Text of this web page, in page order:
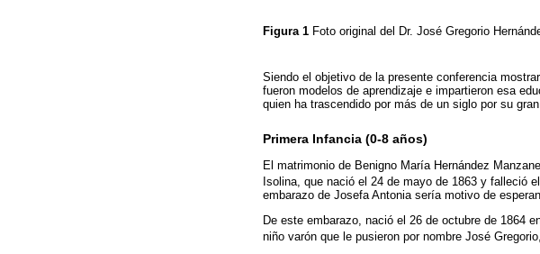
Figura 1 Foto original del Dr. José Gregorio
Siendo el objetivo de la presente conferencia
fueron modelos de aprendizaje e impartieron esa
quien ha trascendido por más de un siglo por su
Primera Infancia (0-8 años)
El matrimonio de Benigno María Hernández
Isolina, que nació el 24 de mayo de 1863 y falleció
embarazo de Josefa Antonia sería motivo de
De este embarazo, nació el 26 de octubre de 1864
niño varón que le pusieron por nombre José